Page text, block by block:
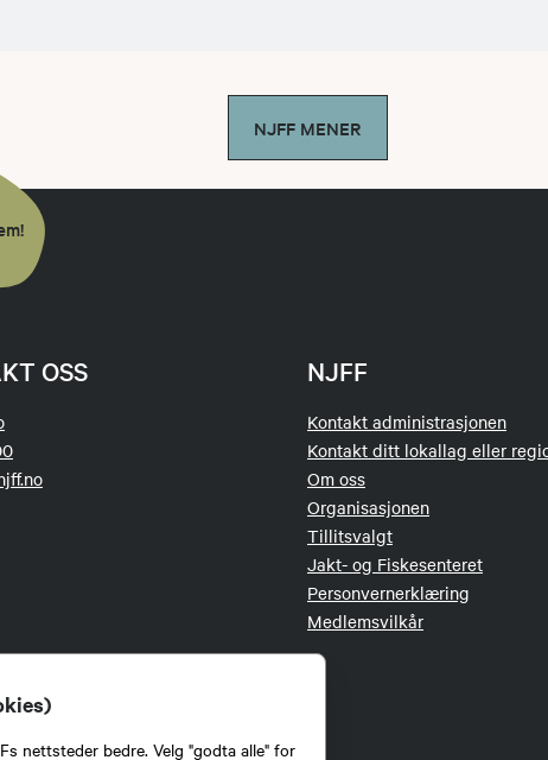
nettsteder bedre. Velg "godta alle" for
NJFF MENER
OSS NJFF
Kontakt administrasjonen
Kontakt ditt lokallag eller
Om oss
Organisasjonen
Tillitsvalgt
Jakt- og Fiskesenteret
Personvernerklæring
Medlemsvilkår